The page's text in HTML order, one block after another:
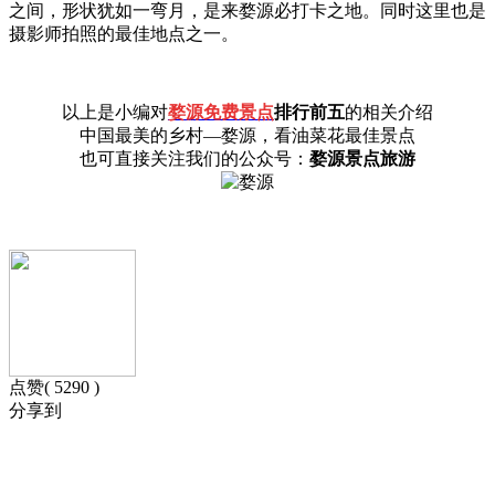
之间，形状犹如一弯月，是来婺源必打卡之地。同时这里也是
摄影师拍照的最佳地点之一。
以上是小编对婺源免费景点排行前五的相关介绍
中国最美的乡村—婺源，看油菜花最佳景点
也可直接关注我们的公众号： 婺源景点旅游
点赞( 5290 )
分享到